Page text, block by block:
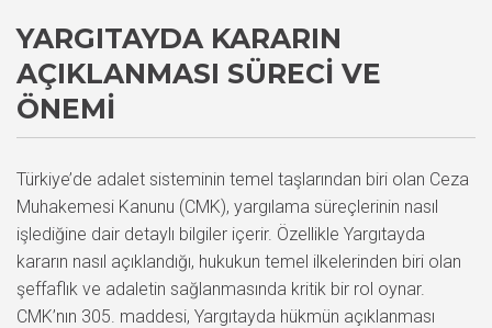
YARGITAYDA KARARIN
AÇIKLANMASI SÜRECI VE
ÖNEMI
Türkiye’de adalet sisteminin temel taşlarından biri olan Ceza
Muhakemesi Kanunu (CMK), yargılama süreçlerinin nasıl
işlediğine dair detaylı bilgiler içerir. Özellikle Yargıtayda
kararın nasıl açıklandığı, hukukun temel ilkelerinden biri olan
şeffaflık ve adaletin sağlanmasında kritik bir rol oynar.
CMK’nın 305. maddesi, Yargıtayda hükmün açıklanması